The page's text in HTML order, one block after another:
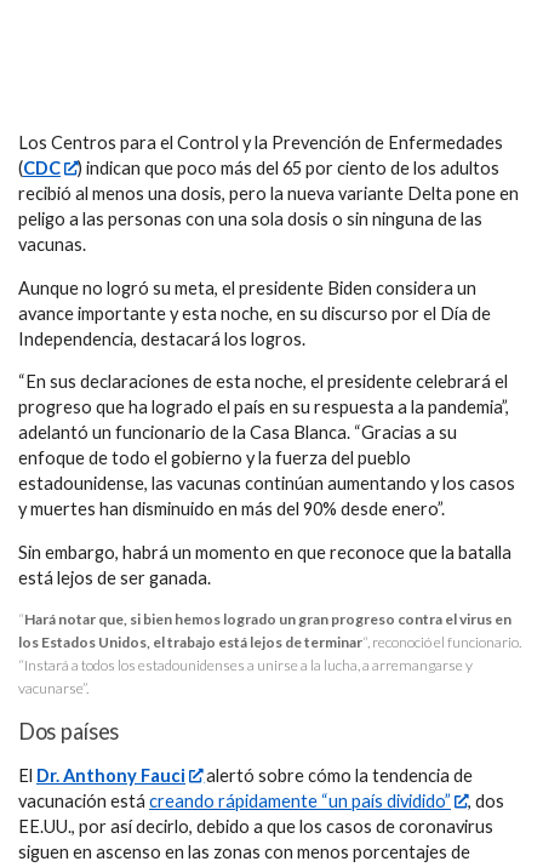
Los Centros para el Control y la Prevención de Enfermedades
(CDC
) indican que poco más del 65 por ciento de los adultos
recibió al menos una dosis, pero la nueva variante Delta pone en
peligo a las personas con una sola dosis o sin ninguna de las
vacunas.
Aunque no logró su meta, el presidente Biden considera un
avance importante y esta noche, en su discurso por el Día de
Independencia, destacará los logros.
“En sus declaraciones de esta noche, el presidente celebrará el
progreso que ha logrado el país en su respuesta a la pandemia”,
adelantó un funcionario de la Casa Blanca. “Gracias a su
enfoque de todo el gobierno y la fuerza del pueblo
estadounidense, las vacunas continúan aumentando y los casos
y muertes han disminuido en más del 90% desde enero”.
Sin embargo, habrá un momento en que reconoce que la batalla
está lejos de ser ganada.
“Hará notar que, si bien hemos logrado un gran progreso contra el virus en
los Estados Unidos, el trabajo está lejos de terminar“, reconoció el funcionario.
“Instará a todos los estadounidenses a unirse a la lucha, a arremangarse y
vacunarse”.
Dos países
El Dr. Anthony Fauci
alertó sobre cómo la tendencia de
vacunación está creando rápidamente “un país dividido”
, dos
EE.UU., por así decirlo, debido a que los casos de coronavirus
siguen en ascenso en las zonas con menos porcentajes de